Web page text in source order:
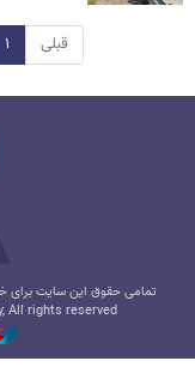
قبلی ۱
تمامی حقوق این سایت برای
All rights reserved